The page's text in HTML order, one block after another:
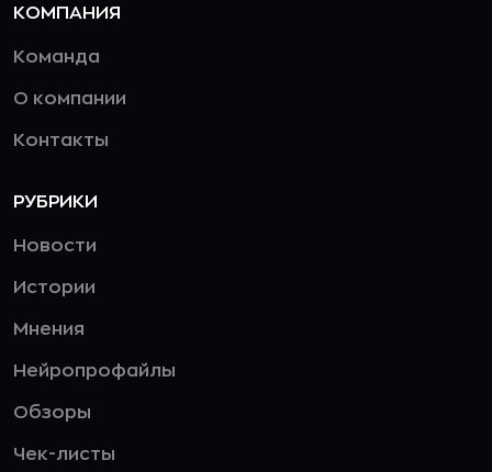
КОМПАНИЯ
Команда
О компании
Контакты
РУБРИКИ
Новости
Истории
Мнения
Нейропрофайлы
Обзоры
Чек-листы